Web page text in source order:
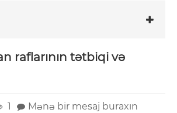
raflarının tətbiqi və
1
Mənə bir mesaj buraxın